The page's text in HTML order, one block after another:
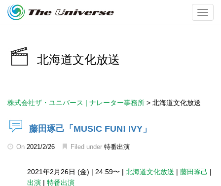
北海道文化放送
株式会社ザ・ユニバース | ナレーター事務所 > 北海道文化放送
藤田琢己「MUSIC FUN! IVY」
On 2021/2/26 Filed under 特番出演
2021年2月26日 (金) | 24:59〜 | 北海道文化放送 | 藤田琢己 |
出演 | 特番出演